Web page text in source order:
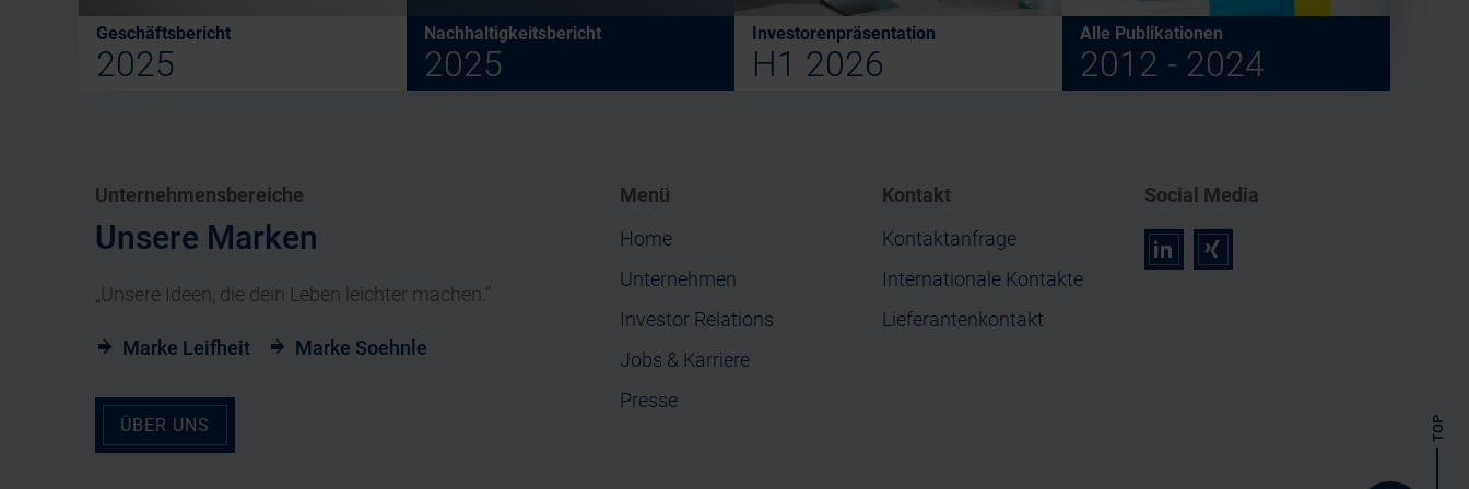
Geschäftsbericht
2025
Nachhaltigkeitsbericht
2025
Investorenpräsentation
H1 2026
Alle Publikationen
2012 - 2024
Unternehmensbereiche
Unsere Marken
„Unsere Ideen, die dein Leben leichter machen.“
Marke Leifheit Marke Soehnle
ÜBER UNS
Menü
Home
Unternehmen
Investor Relations
Jobs & Karriere
Presse
Kontakt
Kontaktanfrage
Internationale Kontakte
Lieferantenkontakt
Social Media
r z
TOP